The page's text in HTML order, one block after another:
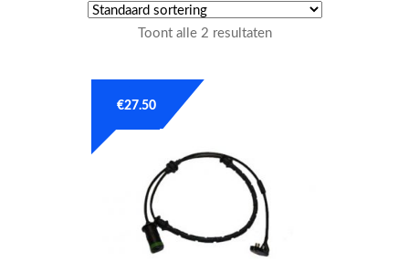
Tuning parts
OPC Line
Bedrijfswagen parts
Toont alle 2 resultaten
€27.50